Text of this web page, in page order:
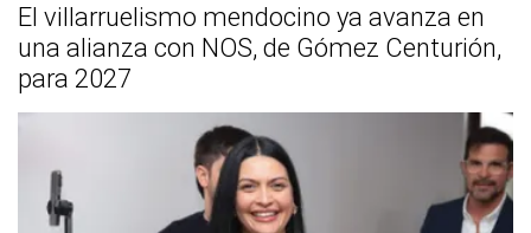
El villarruelismo mendocino ya avanza en
una alianza con NOS, de Gómez Centurión,
para 2027